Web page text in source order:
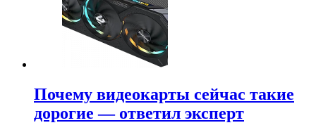
Почему видеокарты сейчас такие
дорогие — ответил эксперт